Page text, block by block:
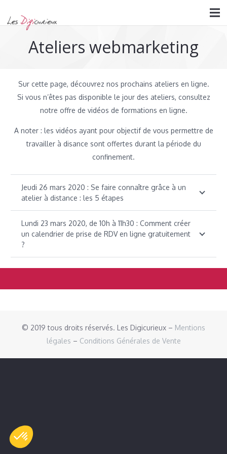
Ateliers webmarketing
Sur cette page, découvrez nos prochains ateliers en ligne.
Si vous n’êtes pas disponible le jour des ateliers, consultez
notre offre de vidéos de formations en ligne.
A noter : les vidéos ayant pour objectif de vous permettre de
travailler à disance sont offertes durant la période du
confinement.
Jeudi 26 mars 2020 : Se faire connaître grâce à un
atelier à distance : les 5 étapes
Lundi 23 mars 2020, de 10h à 11h30 : Comment créer
un calendrier de prise de RDV en ligne gratuitement
?
© 2019 tous droits réservés. Les Digicurieux – Mentions
légales – Conditions Générales de Vente